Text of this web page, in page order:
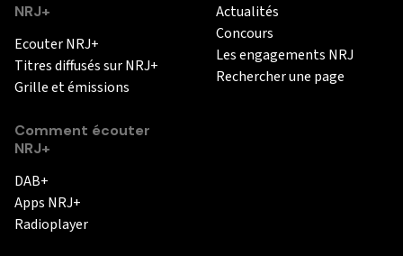
NRJ+
Ecouter NRJ+
Titres diffusés sur NRJ+
Grille et émissions
Comment écouter
NRJ+
DAB+
Apps NRJ+
Radioplayer
Actualités
Concours
Les engagements NRJ
Rechercher une page